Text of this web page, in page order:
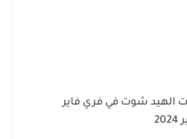
الهيد شوت في فري فاير